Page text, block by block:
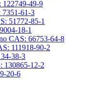
122749-49-9
61-3
51772-85-1
18-1
CAS: 66753-64-8
111918-90-2
38-3
130865-12-2
20-6